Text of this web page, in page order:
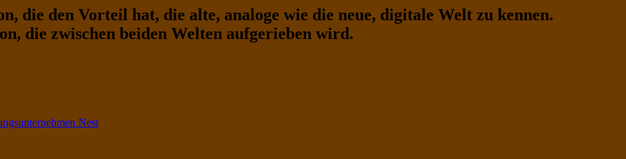
die den Vorteil hat, die alte, analoge wie die neue, digitale Welt zu kennen.
die zwischen beiden Welten aufgerieben wird.
Nest